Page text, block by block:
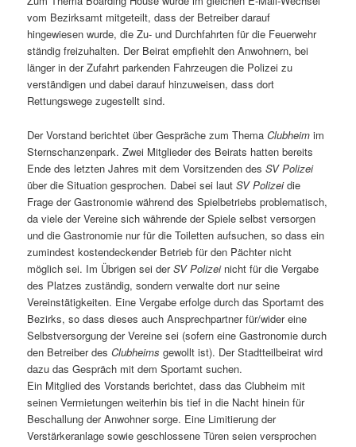
vom Bezirksamt mitgeteilt, dass der Betreiber darauf
hingewiesen wurde, die Zu- und Durchfahrten für die Feuerwehr
ständig freizuhalten. Der Beirat empfiehlt den Anwohnern, bei
länger in der Zufahrt parkenden Fahrzeugen die Polizei zu
verständigen und dabei darauf hinzuweisen, dass dort
Rettungswege zugestellt sind.
Der Vorstand berichtet über Gespräche zum ThemaClubheim im
Sternschanzenpark. Zwei Mitglieder des Beirats hatten bereits
Ende des letzten Jahres mit dem Vorsitzenden desSV Polizei
über die Situation gesprochen. Dabei sei lautSV Polizeidie
Frage der Gastronomie während des Spielbetriebs problematisch,
da viele der Vereine sich währende der Spiele selbst versorgen
und die Gastronomie nur für die Toiletten aufsuchen, so dass ein
zumindest kostendeckender Betrieb für den Pächter nicht
möglich sei. Im Übrigen sei derSV Polizeinicht für die Vergabe
des Platzes zuständig, sondern verwalte dort nur seine
Vereinstätigkeiten. Eine Vergabe erfolge durch das Sportamt des
Bezirks, so dass dieses auch Ansprechpartner für/wider eine
Selbstversorgung der Vereine sei (sofern eine Gastronomie durch
den Betreiber desClubheims gewollt ist). Der Stadtteilbeirat wird
dazu das Gespräch mit dem Sportamt suchen.
Ein Mitglied des Vorstands berichtet, dass das Clubheim mit
seinen Vermietungen weiterhin bis tief in die Nacht hinein für
Beschallung der Anwohner sorge. Eine Limitierung der
Verstärkeranlage sowie geschlossene Türen seien versprochen